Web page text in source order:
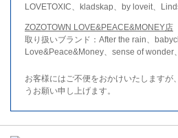
LOVETOXIC、kladskap、by loveit、
ZOZOTOWN LOVE&PEACE&MONEY店
取り扱いブランド：After the rain、
Love&Peace&Money、sense of wonder
お客様にはご不便をおかけいたしますが
うお願い申し上げます。